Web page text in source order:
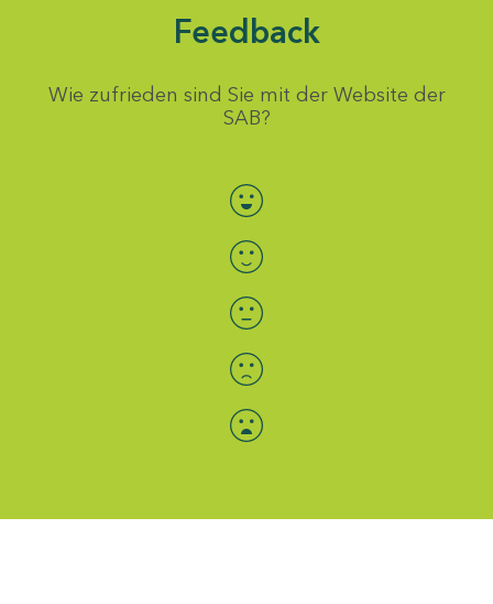
Feedback
Wie zufrieden sind Sie mit der Website der
SAB?
Bewertung auswählen